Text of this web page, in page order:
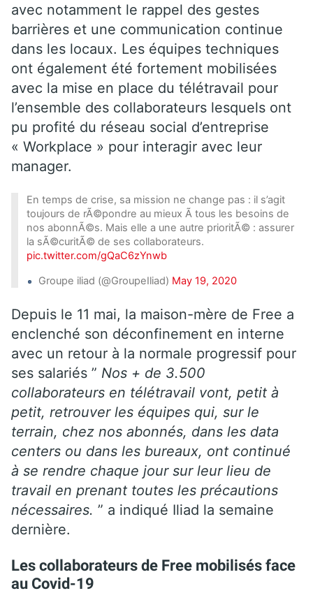
avec notamment le rappel des gestes
barrières et une communication continue
dans les locaux. Les équipes techniques
ont également été fortement mobilisées
avec la mise en place du télétravail pour
l’ensemble des collaborateurs lesquels ont
pu profité du réseau social d’entreprise
« Workplace » pour interagir avec leur
manager.
En temps de crise, sa mission ne change pas : il s’agit
toujours de rÃ©pondre au mieux Ã tous les besoins de
nos abonnÃ©s. Mais elle a une autre prioritÃ© : assurer
la sÃ©curitÃ© de ses collaborateurs.
pic.twitter.com/gQaC6zYnwb
Groupe iliad (@GroupeIliad) May 19, 2020
Depuis le 11 mai, la maison-mère de Free a
enclenché son déconfinement en interne
avec un retour à la normale progressif pour
ses salariés ” Nos + de 3.500
collaborateurs en télétravail vont, petit à
petit, retrouver les équipes qui, sur le
terrain, chez nos abonnés, dans les data
centers ou dans les bureaux, ont continué
à se rendre chaque jour sur leur lieu de
travail en prenant toutes les précautions
nécessaires. ” a indiqué Iliad la semaine
dernière.
Les collaborateurs de Free mobilisés face
au Covid-19